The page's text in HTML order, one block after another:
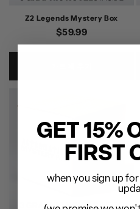
Z2 Legends Mystery Box
정
가
$59.99
GET 15%
FIRST
when you sign up